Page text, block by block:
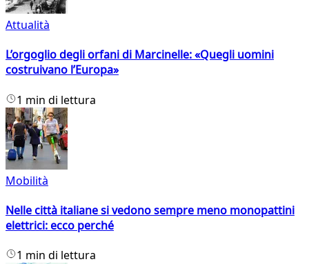
Attualità
L’orgoglio degli orfani di Marcinelle: «Quegli uomini
costruivano l’Europa»
1 min di lettura
Mobilità
Nelle città italiane si vedono sempre meno monopattini
elettrici: ecco perché
1 min di lettura